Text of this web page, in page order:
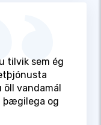
tilvik sem ég
öll vandamál
þægilega og